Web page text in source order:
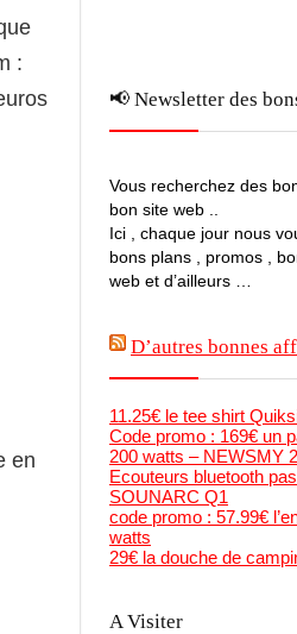
:
en
📢 Newsletter des
Vous recherchez des
bon site web ..
Ici , chaque jour nous
bons plans , promos ,
web et d’ailleurs …
D’autres bonnes
11.25€ le tee shirt
Code promo : 169€ un
200 watts – NEWSMY
Ecouteurs bluetooth
SOUNARC Q1
code promo : 57.99€
watts
29€ la douche de
A Visiter